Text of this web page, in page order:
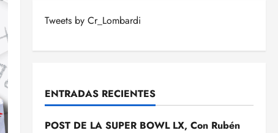
Tweets by Cr_Lombardi
ENTRADAS RECIENTES
POST DE LA SUPER BOWL LX, Con Rubén